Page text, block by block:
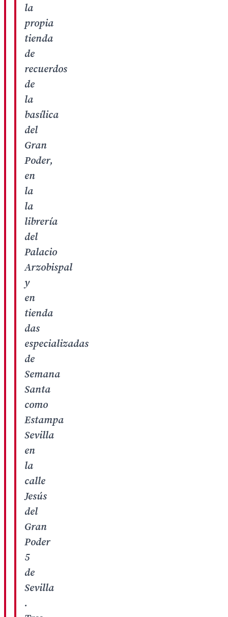
la
propia
tienda
de
recuerdos
de
la
basílica
del
Gran
Poder,
en
la
la
librería
del
Palacio
Arzobispal
y
en
tienda
das
especializadas
de
Semana
Santa
como
Estampa
Sevilla
en
la
calle
Jesús
del
Gran
Poder
5
de
Sevilla
.